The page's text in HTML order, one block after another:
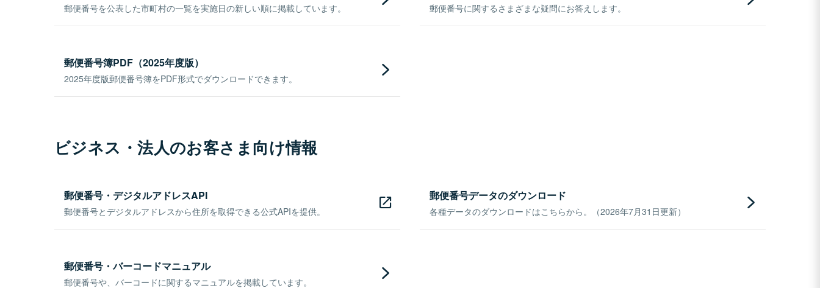
郵便番号を公表した市町村の一覧を実施日の新しい順に掲載しています。 郵便番号に関するさまざまな疑問にお答えします。
郵便番号簿PDF（2025年度版）
2025年度版郵便番号簿をPDF形式でダウンロードできます。
ビジネス・法人のお客さま向け情報
郵便番号・デジタルアドレスAPI
郵便番号とデジタルアドレスから住所を取得できる公式APIを提供。
郵便番号データのダウンロード
各種データのダウンロードはこちらから。（2026年7月31日更新）
郵便番号・バーコードマニュアル
郵便番号や、バーコードに関するマニュアルを掲載しています。